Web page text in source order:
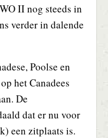
II nog steeds in
verder in dalende
Poolse en
het Canadees
De
dat er nu voor
een zitplaats is.